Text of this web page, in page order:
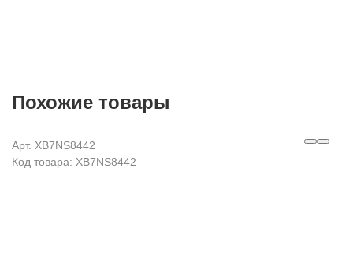
Похожие товары
Арт. XB7NS8442
Код товара: XB7NS8442